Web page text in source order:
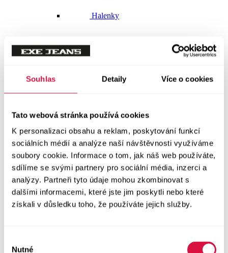
Souhlas Detaily Více o cookies
Tato webová stránka používá cookies
K personalizaci obsahu a reklam, poskytování funkcí
sociálních médií a analýze naší návštěvnosti využíváme
soubory cookie. Informace o tom, jak náš web používáte,
sdílíme se svými partnery pro sociální média, inzerci a
analýzy. Partneři tyto údaje mohou zkombinovat s
dalšími informacemi, které jste jim poskytli nebo které
získali v důsledku toho, že používáte jejich služby.
Nutné
Halenky
Vše v kategorii Svetry a mikiny
Mikiny
Svetry
Šaty a sukně
Vše v kategorii Šaty a sukně
NOVINKY
Letní šaty